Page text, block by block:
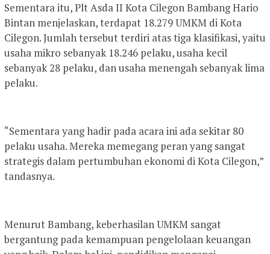
Sementara itu, Plt Asda II Kota Cilegon Bambang Hario
Bintan menjelaskan, terdapat 18.279 UMKM di Kota
Cilegon. Jumlah tersebut terdiri atas tiga klasifikasi, yaitu
usaha mikro sebanyak 18.246 pelaku, usaha kecil
sebanyak 28 pelaku, dan usaha menengah sebanyak lima
pelaku.
“Sementara yang hadir pada acara ini ada sekitar 80
pelaku usaha. Mereka memegang peran yang sangat
strategis dalam pertumbuhan ekonomi di Kota Cilegon,”
tandasnya.
Menurut Bambang, keberhasilan UMKM sangat
bergantung pada kemampuan pengelolaan keuangan